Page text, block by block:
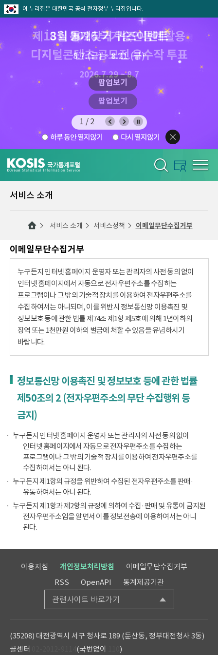
이 누리집은 대한민국 공식 전자정부 누리집입니다.
제13회 2026 국가승인통계활용
디지털콘텐츠 공모전 우수작 투표
2026.7.29 ~ 8.7
팝업보기
8월 통계찾기 퀴즈이벤트
8.7.(금) ~ 8.21.(금)
팝업보기
1/2
하루 동안 열지않기 다시 열지않기
서비스 소개
서비스 소개 서비스정책 이메일무단수집거부
이메일무단수집거부
누구든지 인터넷 홈페이지 운영자 또는 관리자의 사전 동의 없이
인터넷 홈페이지에서 자동으로 전자우편주소를 수집하는
프로그램이나 그 밖의 기술적 장치를 이용하여 전자우편주소를
수집하여서는 아니되며, 이를 위반시 정보통신망 이용촉진 및
정보보호 등에 관한 법률 제74조 제1항 제5호에 의해 1년이하의
징역 또는 1천만원 이하의 벌금에 처할 수 있음을 유념하시기
바랍니다.
정보통신망 이용촉진 및 정보보호 등에 관한 법률
제50조의 2 (전자우편주소의 무단 수집행위 등
금지)
누구든지 인터넷 홈페이지 운영자 또는 관리자의 사전 동의 없이
인터넷 홈페이지에서 자동으로 전자우편주소를 수집하는
프로그램이나 그 밖의 기술적 장치를 이용하여 전자우편주소를
수집하여서는 아니 된다.
누구든지 제1항의 규정을 위반하여 수집된 전자우편주소를 판매·
유통하여서는 아니 된다.
누구든지 제1항과 제2항의 규정에 의하여 수집·판매 및 유통이 금지된
전자우편주소임을 알면서 이를 정보전송에 이용하여서는 아니
된다.
이용지침 개인정보처리방침
이메일무단수집거부
RSS
OpenAPI 통계제공기관
관련사이트 바로가기
(35208) 대전광역시 서구 청사로 189 (둔산동, 정부대전청사 3동)
콜센터
(국번없이 )